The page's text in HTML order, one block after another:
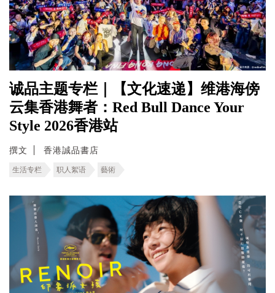
诚品主题专栏｜【文化速递】维港海傍
云集香港舞者：Red Bull Dance Your
Style 2026香港站
撰文 香港誠品書店
生活专栏 职人絮语 藝術